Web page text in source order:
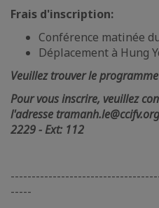
Frais d'inscription:
Conférence matinée
Déplacement à Hung
Veuillez trouver le
Pour vous inscrire, veuillez
l'adresse
2229 - Ext: 112
-----